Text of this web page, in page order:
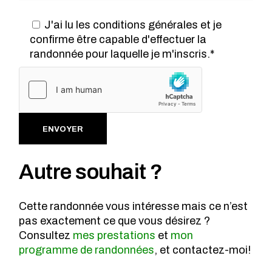
J'ai lu les conditions générales et je
confirme être capable d'effectuer la
randonnée pour laquelle je m'inscris.*
ENVOYER
Autre souhait ?
Cette randonnée vous intéresse mais ce n’est
pas exactement ce que vous désirez ?
Consultez mes prestations et mon
programme de randonnées, et contactez-moi!